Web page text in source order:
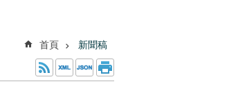
首頁 新聞稿